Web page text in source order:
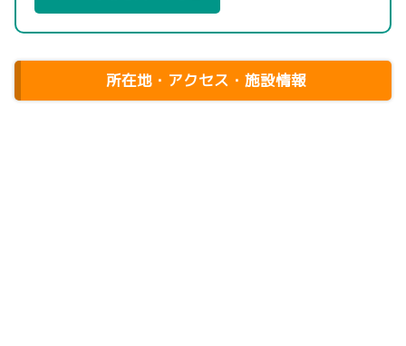
所在地・アクセス・施設情報